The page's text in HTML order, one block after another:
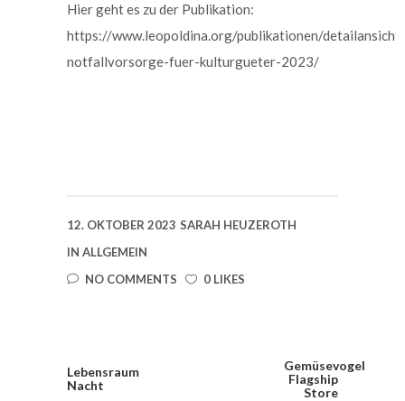
Hier geht es zu der Publikation:
https://www.leopoldina.org/publikationen/
notfallvorsorge-fuer-kulturgueter-2023/
12. OKTOBER 2023 SARAH HEUZEROTH
IN ALLGEMEIN
NO COMMENTS
0 LIKES
Lebensraum
Nacht
Gemüsevogel
Flagship
Store